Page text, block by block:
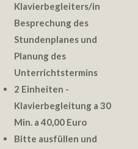
Klavierbegleiters/in
Besprechung des
Stundenplanes und
Planung des
Unterrichtstermins
2 Einheiten -
Klavierbegleitung a 30
Min. a 40,00 Euro
Bitte ausfüllen und